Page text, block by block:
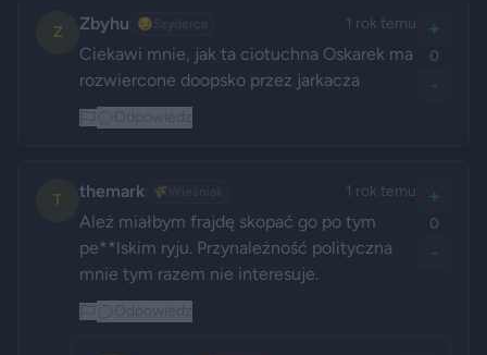
Z Zbyhu 😏 1 rok temu
Ciekawi mnie, jak ta ciotuchna Oskarek ma
rozwiercone doopsko przez jarkacza
+
0
-
T themark 🌾 1 rok temu
Ależ miałbym frajdę skopać go po tym
pe**lskim ryju. Przynależność polityczna
mnie tym razem nie interesuje.
+
0
-